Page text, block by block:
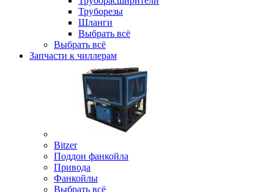
Труборезы
Шланги
Выбрать всё
Выбрать всё
Запчасти к чиллерам
Bitzer
Поддон фанкойла
Привода
Фанкойлы
Выбрать всё